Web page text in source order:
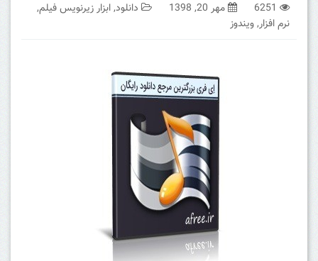
6251 مهر 20, 1398 دانلود,ابزار زیرنویس فیلم,
نرم افزار,ویندوز